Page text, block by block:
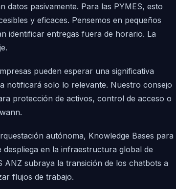
pasivamente. Para las PYMES, esto
y eficaces. Pensemos en pequeños
identificar entregas fuera de horario. La
pueden esperar una significativa
notificará solo lo relevante. Nuestro consejo
protección de activos, control de acceso o
autónoma, Knowledge Bases para
en la infraestructura global de
ANZ subraya la transición de los chatbots a
flujos de trabajo.